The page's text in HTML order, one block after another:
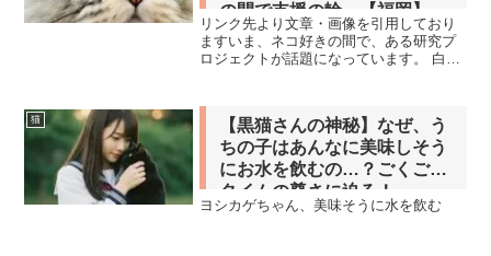
の間で支援の輪 【福岡】
リンク先より文章・画像を引用しており
ますいま、ネコ好きの間で、ある研究プ
ロジェクトが話題になっています。 白・
大学 名誉教授 佐々木裕之さん 「教科書
に載るような有...
猫
【黒猫さんの神秘】なぜ、う
ちの子はあんなに美味しそう
にお水を飲むの…？ごくごく
タイムの尊さに迫る！
ヨシカゲちゃん、美味そうに水を飲む